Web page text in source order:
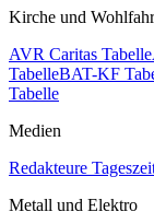
Kirche und
AVR Caritas Tabelle
TabelleBAT-KF
Tabelle
Medien
Redakteure
Metall und Elektro